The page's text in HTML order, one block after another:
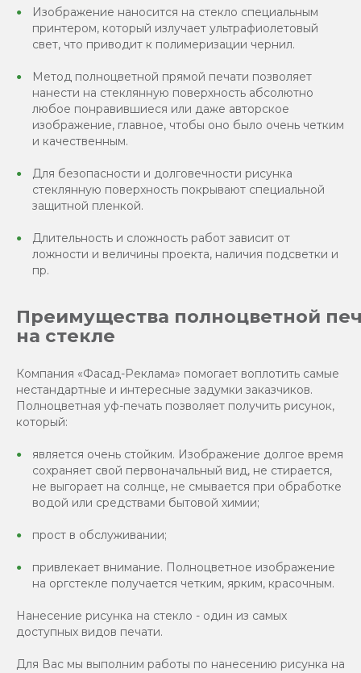
Изображение наносится на стекло специальным
принтером, который излучает ультрафиолетовый
свет, что приводит к полимеризации чернил.
Метод полноцветной прямой печати позволяет
нанести на стеклянную поверхность абсолютно
любое понравившиеся или даже авторское
изображение, главное, чтобы оно было очень четким
и качественным.
Для безопасности и долговечности рисунка
стеклянную поверхность покрывают специальной
защитной пленкой.
Длительность и сложность работ зависит от
ложности и величины проекта, наличия подсветки и
пр.
Преимущества полноцветной
на стекле
Компания «Фасад-Реклама» помогает воплотить самые
нестандартные и интересные задумки заказчиков.
Полноцветная уф-печать позволяет получить рисунок,
который:
является очень стойким. Изображение долгое время
сохраняет свой первоначальный вид, не стирается,
не выгорает на солнце, не смывается при обработке
водой или средствами бытовой химии;
прост в обслуживании;
привлекает внимание. Полноцветное изображение
на оргстекле получается четким, ярким, красочным.
Нанесение рисунка на стекло - один из самых
доступных видов печати.
Для Вас мы выполним работы по нанесению рисунка на